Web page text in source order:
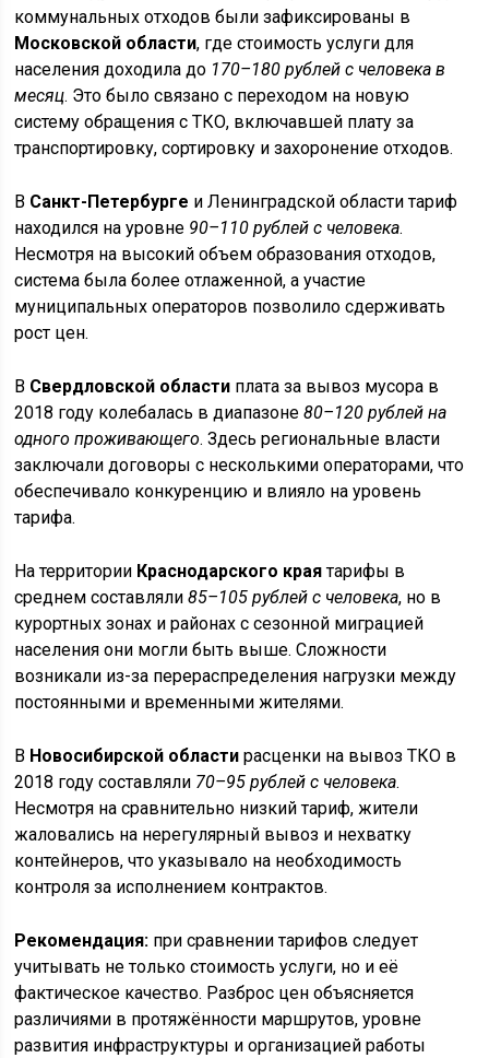
коммунальных отходов были зафиксированы в
Московской области, где стоимость услуги для
населения доходила до 170–180 рублей с человека в
месяц. Это было связано с переходом на новую
систему обращения с ТКО, включавшей плату за
транспортировку, сортировку и захоронение отходов.
В Санкт-Петербурге и Ленинградской области тариф
находился на уровне 90–110 рублей с человека.
Несмотря на высокий объем образования отходов,
система была более отлаженной, а участие
муниципальных операторов позволило сдерживать
рост цен.
В Свердловской области плата за вывоз мусора в
2018 году колебалась в диапазоне80–120 рублей на
одного проживающего. Здесь региональные власти
заключали договоры с несколькими операторами, что
обеспечивало конкуренцию и влияло на уровень
тарифа.
На территории Краснодарского краятарифы в
среднем составляли85–105 рублей с человека, но в
курортных зонах и районах с сезонной миграцией
населения они могли быть выше. Сложности
возникали из-за перераспределения нагрузки между
постоянными и временными жителями.
В Новосибирской области расценки на вывоз ТКО в
2018 году составляли 70–95 рублей с человека.
Несмотря на сравнительно низкий тариф, жители
жаловались на нерегулярный вывоз и нехватку
контейнеров, что указывало на необходимость
контроля за исполнением контрактов.
Рекомендация: при сравнении тарифов следует
учитывать не только стоимость услуги, но и её
фактическое качество. Разброс цен объясняется
различиями в протяжённости маршрутов, уровне
развития инфраструктуры и организацией работы